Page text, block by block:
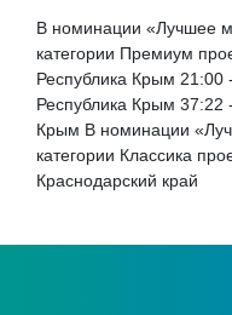
В номинации «Лучшее
категории Премиум
Республика Крым 21:00
Республика Крым 37:22
Крым В номинации
категории Классика
Краснодарский край